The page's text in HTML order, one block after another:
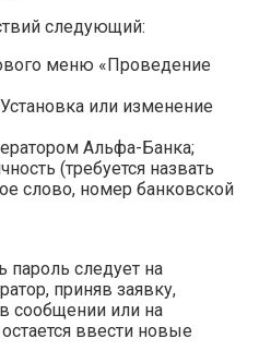
следующий:
меню «Проведение
или изменение
Альфа-Банка;
(требуется назвать
слово, номер банковской
пароль следует на
приняв заявку,
сообщении или на
ввести новые